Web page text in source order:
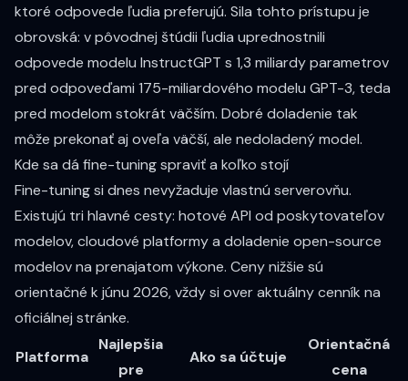
ktoré odpovede ľudia preferujú. Sila tohto prístupu je
obrovská: v pôvodnej štúdii ľudia uprednostnili
odpovede modelu InstructGPT s 1,3 miliardy parametrov
pred odpoveďami 175-miliardového modelu GPT-3, teda
pred modelom stokrát väčším. Dobré doladenie tak
môže prekonať aj oveľa väčší, ale nedoladený model.
Kde sa dá fine-tuning spraviť a koľko stojí
Fine-tuning si dnes nevyžaduje vlastnú serverovňu.
Existujú tri hlavné cesty: hotové API od poskytovateľov
modelov, cloudové platformy a doladenie open-source
modelov na prenajatom výkone. Ceny nižšie sú
orientačné k júnu 2026, vždy si over aktuálny cenník na
oficiálnej stránke.
Platforma
Najlepšia
pre
Ako sa účtuje
Orientačná
cena